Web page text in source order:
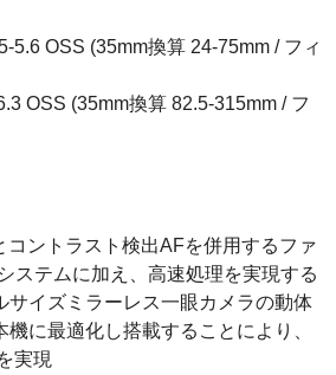
5.6 OSS (35mm換算 24-75mm / フィ
OSS (35mm換算 82.5-315mm / フ
コントラスト検出AFを併用するファ
ステムに加え、高速処理を実現する
サイズミラーレス一眼カメラの動体
に最適化し搭載することにより、
実現